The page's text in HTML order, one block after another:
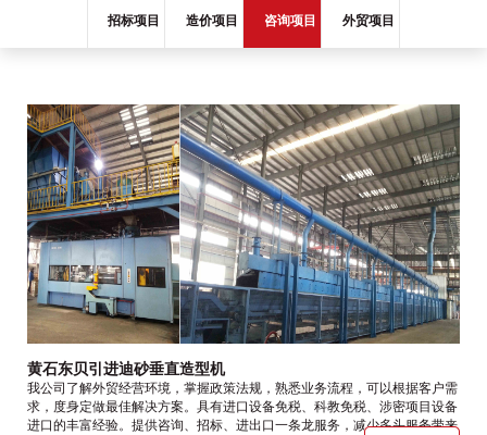
招标项目 造价项目 咨询项目 外贸项目
黄石东贝引进迪砂垂直造型机
我公司了解外贸经营环境，掌握政策法规，熟悉业务流程，可以根据客户需
求，度身定做最佳解决方案。具有进口设备免税、科教免税、涉密项目设备
进口的丰富经验。提供咨询、招标、进出口一条龙服务，减少多头服务带来